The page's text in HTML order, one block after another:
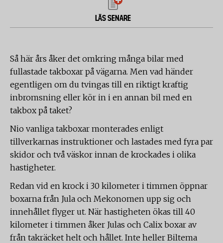
LÄS SENARE
Så här års åker det omkring många bilar med
fullastade takboxar på vägarna. Men vad händer
egentligen om du tvingas till en riktigt kraftig
inbromsning eller kör in i en annan bil med en
takbox på taket?
Nio vanliga takboxar monterades enligt
tillverkarnas instruktioner och lastades med fyra par
skidor och två väskor innan de krockades i olika
hastigheter.
Redan vid en krock i 30 kilometer i timmen öppnar
boxarna från Jula och Mekonomen upp sig och
innehållet flyger ut. När hastigheten ökas till 40
kilometer i timmen åker Julas och Calix boxar av
från takräcket helt och hållet. Inte heller Biltema